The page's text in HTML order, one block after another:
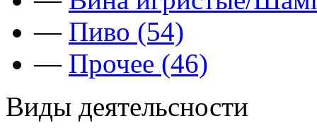
— Пиво (54)
— Прочее (46)
Виды деятельсности